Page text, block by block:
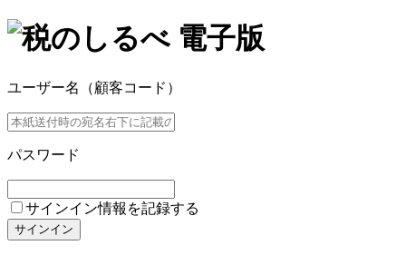
ユーザー名（顧客コード）
パスワード
サインイン情報を記録する
サインイン